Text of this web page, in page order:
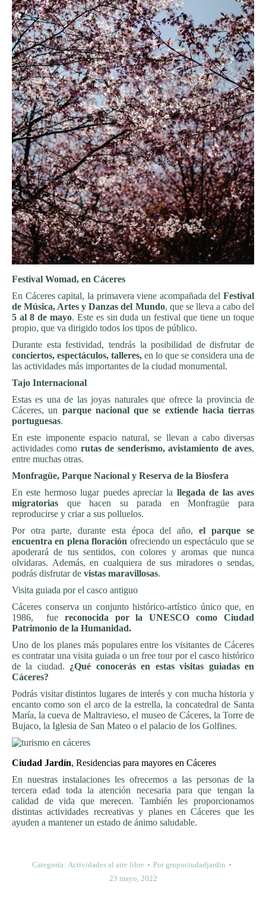
Festival Womad, en Cáceres
En Cáceres capital, la primavera viene acompañada del Festival
de Música, Artes y Danzas del Mundo, que se lleva a cabo del
5 al 8 de mayo. Este es sin duda un festival que tiene un toque
propio, que va dirigido todos los tipos de público.
Durante esta festividad, tendrás la posibilidad de disfrutar de
conciertos, espectáculos, talleres, en lo que se considera una de
las actividades más importantes de la ciudad monumental.
Tajo Internacional
Estas es una de las joyas naturales que ofrece la provincia de
Cáceres, un parque nacional que se extiende hacia tierras
portuguesas.
En este imponente espacio natural, se llevan a cabo diversas
actividades como rutas de senderismo, avistamiento de aves,
entre muchas otras.
Monfragüe, Parque Nacional y Reserva de la Biosfera
En este hermoso lugar puedes apreciar la llegada de las aves
migratorias que hacen su parada en Monfragüe para
reproducirse y criar a sus polluelos.
Por otra parte, durante esta época del año, el parque se
encuentra en plena floración ofreciendo un espectáculo que se
apoderará de tus sentidos, con colores y aromas que nunca
olvidaras. Además, en cualquiera de sus miradores o sendas,
podrás disfrutar de vistas maravillosas.
Visita guiada por el casco antiguo
Cáceres conserva un conjunto histórico-artístico único que, en
1986, fuereconocida por la UNESCO como Ciudad
Patrimonio de la Humanidad.
Uno de los planes más populares entre los visitantes de Cáceres
es contratar una visita guiada o un free tour por el casco histórico
de la ciudad. ¿Qué conocerás en estas visitas guiadas en
Cáceres?
Podrás visitar distintos lugares de interés y con mucha historia y
encanto como son el arco de la estrella, la concatedral de Santa
María, la cueva de Maltravieso, el museo de Cáceres, la Torre de
Bujaco, la Iglesia de San Mateo o el palacio de los Golfines.
Ciudad Jardín, Residencias para mayores en Cáceres
En nuestras instalaciones les ofrecemos a las personas de la
tercera edad toda la atención necesaria para que tengan la
calidad de vida que merecen. También les proporcionamos
distintas actividades recreativas y planes en Cáceres que les
ayuden a mantener un estado de ánimo saludable.
Categoría: Actividades al aire libre Por grupociudadjardin
23 mayo, 2022